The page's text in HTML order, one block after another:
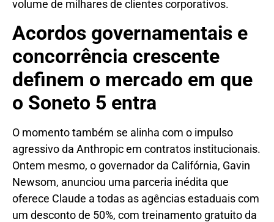
volume de milhares de clientes corporativos.
Acordos governamentais e
concorrência crescente
definem o mercado em que
o Soneto 5 entra
O momento também se alinha com o impulso
agressivo da Anthropic em contratos institucionais.
Ontem mesmo, o governador da Califórnia, Gavin
Newsom, anunciou uma parceria inédita que
oferece Claude a todas as agências estaduais com
um desconto de 50%, com treinamento gratuito da